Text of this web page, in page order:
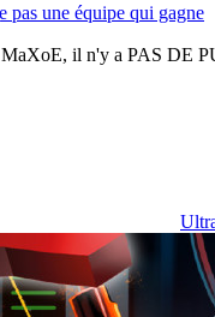
pas une équipe qui gagne
MaXoE, il n'y a PAS DE